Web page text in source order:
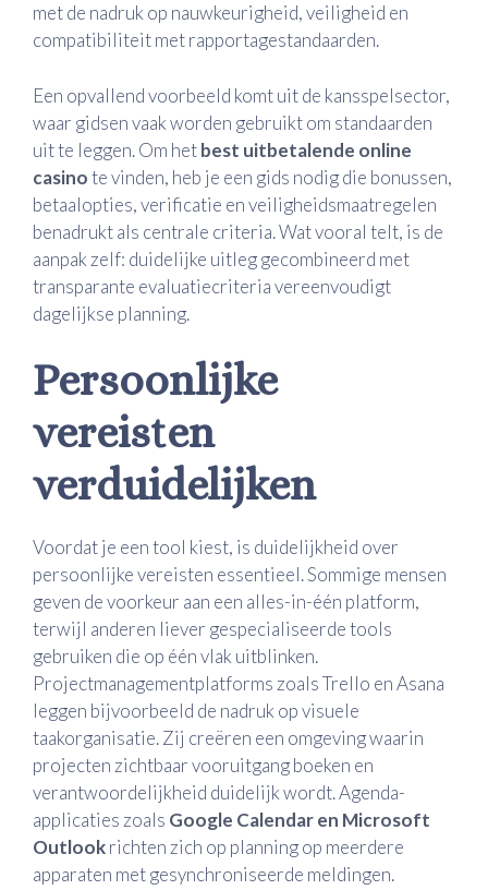
met de nadruk op nauwkeurigheid, veiligheid en
compatibiliteit met rapportagestandaarden.
Een opvallend voorbeeld komt uit de kansspelsector,
waar gidsen vaak worden gebruikt om standaarden
uit te leggen. Om hetbest uitbetalende online
casinote vinden, heb je een gids nodig die bonussen,
betaalopties, verificatie en veiligheidsmaatregelen
benadrukt als centrale criteria. Wat vooral telt, is de
aanpak zelf: duidelijke uitleg gecombineerd met
transparante evaluatiecriteria vereenvoudigt
dagelijkse planning.
Persoonlijke
vereisten
verduidelijken
Voordat je een tool kiest, is duidelijkheid over
persoonlijke vereisten essentieel. Sommige mensen
geven de voorkeur aan een alles-in-één platform,
terwijl anderen liever gespecialiseerde tools
gebruiken die op één vlak uitblinken.
Projectmanagementplatforms zoals Trello en Asana
leggen bijvoorbeeld de nadruk op visuele
taakorganisatie. Zij creëren een omgeving waarin
projecten zichtbaar vooruitgang boeken en
verantwoordelijkheid duidelijk wordt. Agenda-
applicaties zoals Google Calendar en Microsoft
Outlookrichten zich op planning op meerdere
apparaten met gesynchroniseerde meldingen.